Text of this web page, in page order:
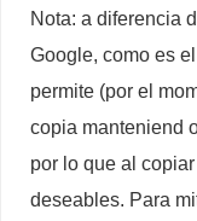
Nota: a diferencia
Google, como es
permite (por el
copia manteniend
por lo que al
deseables. Para